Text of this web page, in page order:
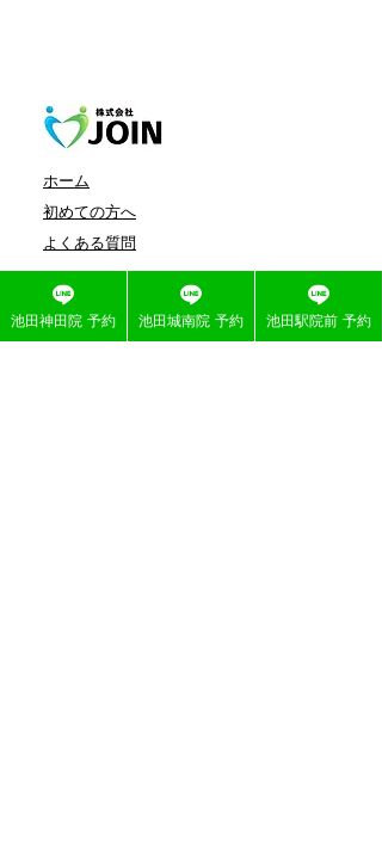
ホーム
初めての方へ
よくある質問
会社概要
症例一覧
施術メニュー
池田神田院 予約 池田城南院 予約 池田駅院前 予約